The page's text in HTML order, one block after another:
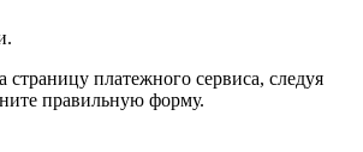
страницу платежного сервиса, следуя
правильную форму.